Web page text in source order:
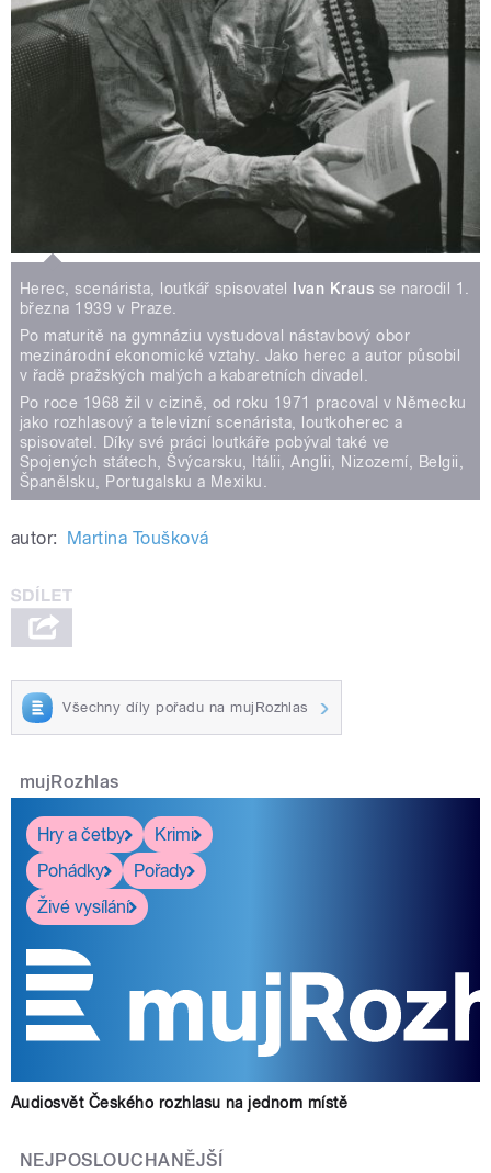
Herec, scenárista, loutkář spisovatel Ivan Kraus se narodil 1.
března 1939 v Praze.
Po maturitě na gymnáziu vystudoval nástavbový obor
mezinárodní ekonomické vztahy. Jako herec a autor působil
v řadě pražských malých a kabaretních divadel.
Po roce 1968 žil v cizině, od roku 1971 pracoval v Německu
jako rozhlasový a televizní scenárista, loutkoherec a
spisovatel. Díky své práci loutkáře pobýval také ve
Spojených státech, Švýcarsku, Itálii, Anglii, Nizozemí, Belgii,
Španělsku, Portugalsku a Mexiku.
autor: Martina Toušková
Všechny díly pořadu na mujRozhlas
mujRozhlas
Hry a četby
Krimi
Pohádky
Pořady
Živé vysílání
Audiosvět Českého rozhlasu na jednom místě
NEJPOSLOUCHANĚJŠÍ